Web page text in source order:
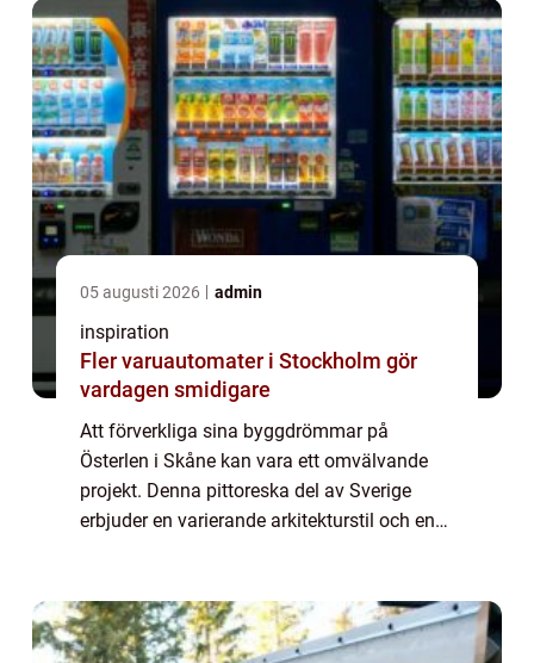
05 augusti 2026 admin
inspiration
Fler varuautomater i Stockholm gör
vardagen smidigare
Att förverkliga sina byggdrömmar på
Österlen i Skåne kan vara ett omvälvande
projekt. Denna pittoreska del av Sverige
erbjuder en varierande arkitekturstil och en